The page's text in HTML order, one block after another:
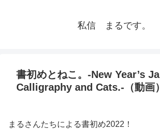
私信 まるです。
書初めとねこ。-New Year’s
Calligraphy and Cats.-（動画）
まるさんたちによる書初め2022！